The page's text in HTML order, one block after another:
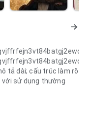
tả dài; cấu trúc làm rõ
với sử dụng thường
mô tả dài; nhãn dễ